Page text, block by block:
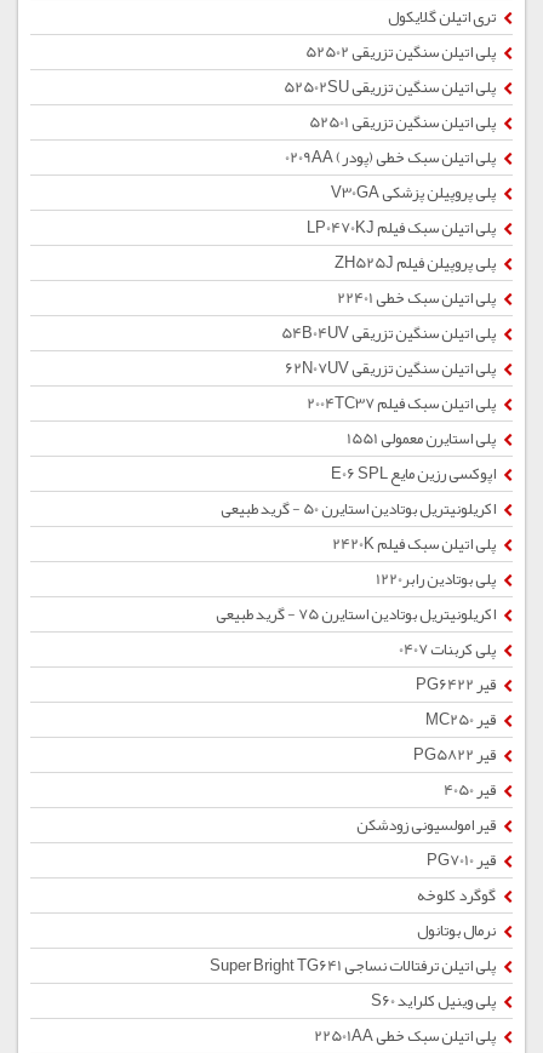
تری اتیلن گلایکول
پلی اتیلن سنگین تزریقی 52502
پلی اتیلن سنگین تزریقی 52502SU
پلی اتیلن سنگین تزریقی 52501
پلی اتیلن سبک خطی (پودر) 0209AA
پلی پروپیلن پزشکی V30GA
پلی اتیلن سبک فیلم LP0470KJ
پلی پروپیلن فیلم ZH525J
پلی اتیلن سبک خطی 22401
پلی اتیلن سنگین تزریقی 54B04UV
پلی اتیلن سنگین تزریقی 62N07UV
پلی اتیلن سبک فیلم 2004TC37
پلی استایرن معمولی 1551
اپوکسی رزین مایع E06 SPL
اکریلونیتریل بوتادین استایرن 50 - گرید طبیعی
پلی اتیلن سبک فیلم 2420K
پلی بوتادین رابر1220
اکریلونیتریل بوتادین استایرن 75 - گرید طبیعی
پلی کربنات 0407
قیر PG6422
قیر MC250
قیر PG5822
قیر 4050
قیر امولسیونی زودشکن
قیر PG7010
گوگرد کلوخه
نرمال بوتانول
پلی اتیلن ترفتالات نساجی Super Bright TG641
پلی وینیل کلراید S60
پلی اتیلن سبک خطی 22501AA